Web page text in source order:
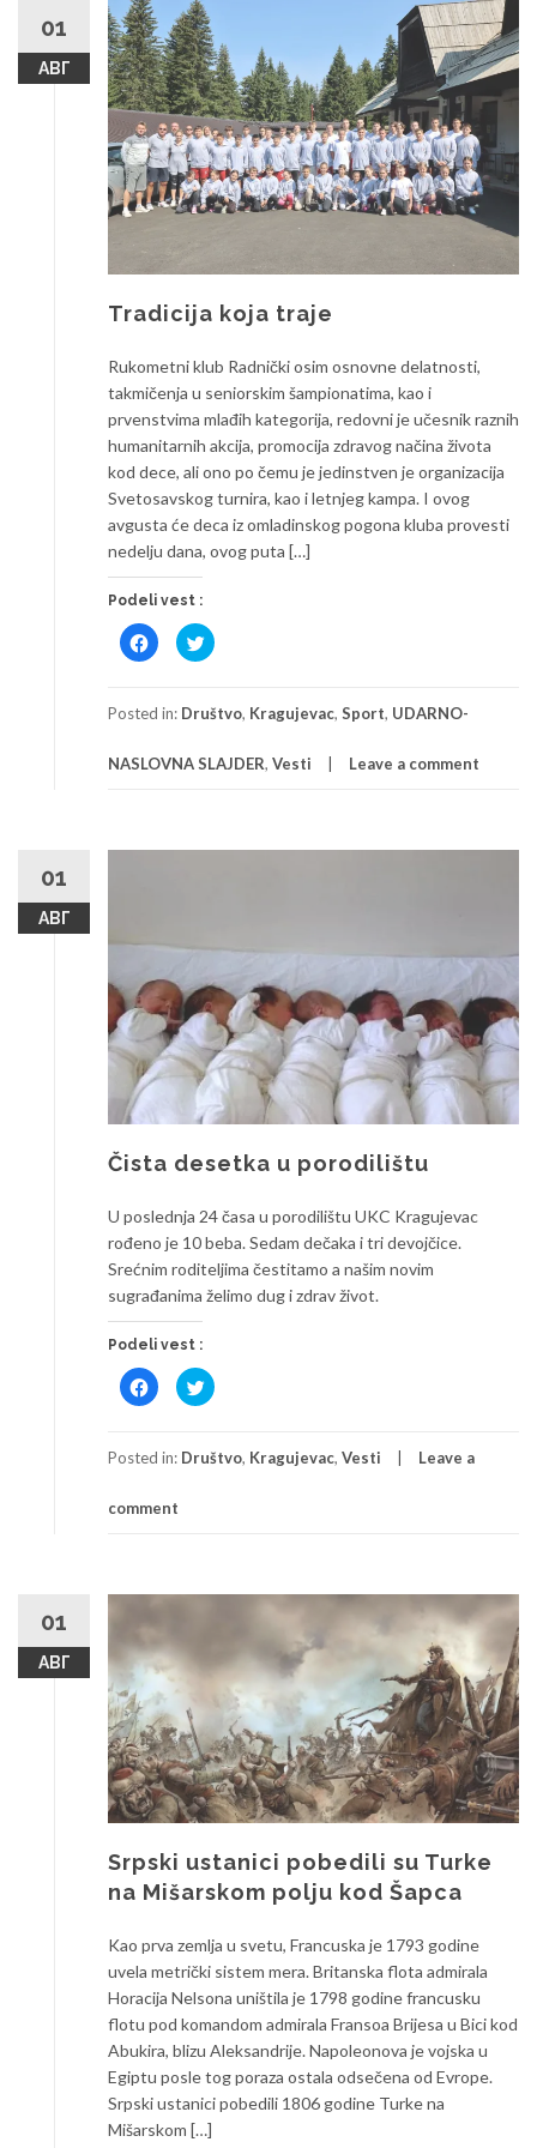
01
АВГ
Tradicija koja traje
Rukometni klub Radnički osim osnovne delatnosti,
takmičenja u seniorskim šampionatima, kao i
prvenstvima mlađih kategorija, redovni je učesnik raznih
humanitarnih akcija, promocija zdravog načina života
kod dece, ali ono po čemu je jedinstven je organizacija
Svetosavskog turnira, kao i letnjeg kampa. I ovog
avgusta će deca iz omladinskog pogona kluba provesti
nedelju dana, ovog puta […]
Podeli vest :
Click
to
share
(Opens
in
window)
Click
to
(Opens
in
window)
Posted in: Društvo, Kragujevac, Sport, UDARNO-
NASLOVNA SLAJDER, Vesti Leave a comment
01
АВГ
Čista desetka u porodilištu
U poslednja 24 časa u porodilištu UKC Kragujevac
rođeno je 10 beba. Sedam dečaka i tri devojčice.
Srećnim roditeljima čestitamo a našim novim
sugrađanima želimo dug i zdrav život.
Podeli vest :
Click
to
share
(Opens
in
Click
to
(Opens
in
Posted in: Društvo, Kragujevac, Vesti Leave a
comment
01
АВГ
Srpski ustanici pobedili su Turke
na Mišarskom polju kod Šapca
Kao prva zemlja u svetu, Francuska je 1793 godine
uvela metrički sistem mera. Britanska flota admirala
Horacija Nelsona uništila je 1798 godine francusku
flotu pod komandom admirala Fransoa Brijesa u Bici kod
Abukira, blizu Aleksandrije. Napoleonova je vojska u
Egiptu posle tog poraza ostala odsečena od Evrope.
Srpski ustanici pobedili 1806 godine Turke na
Mišarskom […]